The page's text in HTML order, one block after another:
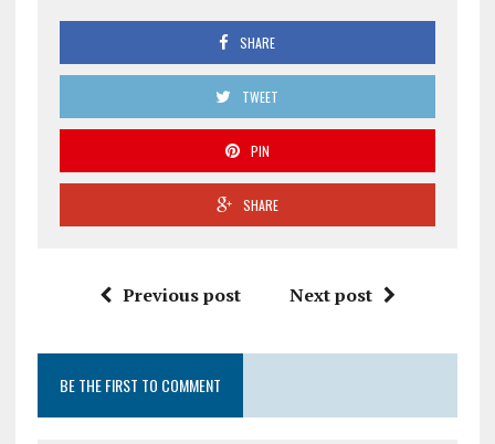
SHARE
TWEET
PIN
SHARE
Previous post Next post
BE THE FIRST TO COMMENT